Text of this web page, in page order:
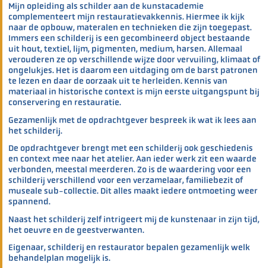
Mijn opleiding als schilder aan de kunstacademie
complementeert mijn restauratievakkennis. Hiermee ik kijk
naar de opbouw, materalen en technieken die zijn toegepast.
Immers een schilderij is een gecombineerd object bestaande
uit hout, textiel, lijm, pigmenten, medium, harsen. Allemaal
verouderen ze op verschillende wijze door vervuiling, klimaat of
ongelukjes. Het is daarom een uitdaging om de barst patronen
te lezen en daar de oorzaak uit te herleiden. Kennis van
materiaal in historische context is mijn eerste uitgangspunt bij
conservering en restauratie.
Gezamenlijk met de opdrachtgever bespreek ik wat ik lees aan
het schilderij.
De opdrachtgever brengt met een schilderij ook geschiedenis
en context mee naar het atelier. Aan ieder werk zit een waarde
verbonden, meestal meerderen. Zo is de waardering voor een
schilderij verschillend voor een verzamelaar, familiebezit of
museale sub-collectie. Dit alles maakt iedere ontmoeting weer
spannend.
Naast het schilderij zelf intrigeert mij de kunstenaar in zijn tijd,
het oeuvre en de geestverwanten.
Eigenaar, schilderij en restaurator bepalen gezamenlijk welk
behandelplan mogelijk is.